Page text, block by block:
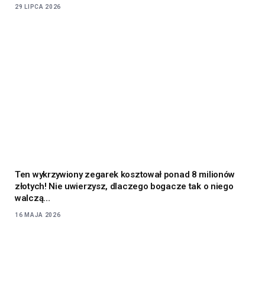
29 LIPCA 2026
Ten wykrzywiony zegarek kosztował ponad 8 milionów
złotych! Nie uwierzysz, dlaczego bogacze tak o niego
walczą…
16 MAJA 2026